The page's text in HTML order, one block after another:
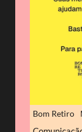
Bom Retiro